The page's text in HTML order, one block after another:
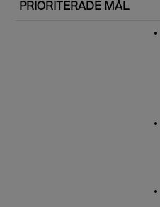
PRIORITERADE MÅL